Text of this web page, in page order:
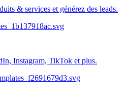
& services et générez des leads.
Instagram, TikTok et plus.